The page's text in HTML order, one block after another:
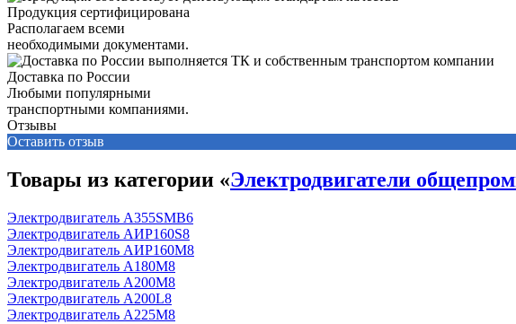
Продукция сертифицирована
Располагаем всеми
необходимыми документами.
Доставка по России
Любыми популярными
транспортными компаниями.
Отзывы
Оставить отзыв
Товары из категории «Электродвигатели
Электродвигатель А355SМВ6
Электродвигатель АИР160S8
Электродвигатель АИР160М8
Электродвигатель А180М8
Электродвигатель А200М8
Электродвигатель А200L8
Электродвигатель А225М8